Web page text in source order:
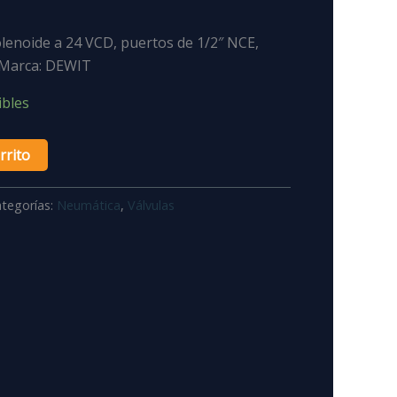
a 24 VCD, puertos de 1/2″ NCE,
DEWIT
Neumática,Válvulas